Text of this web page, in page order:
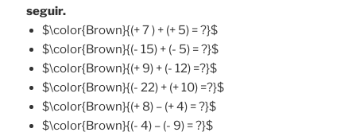
seguir.
$\color{Brown}{(+ 7 ) + (+ 5) = ?}$
$\color{Brown}{(- 15) + (- 5) = ?}$
$\color{Brown}{(+ 9) + (- 12) =?}$
$\color{Brown}{(- 22) + (+ 10) =?}$
$\color{Brown}{(+ 8) – (+ 4) = ?}$
$\color{Brown}{(- 4) – (- 9) = ?}$